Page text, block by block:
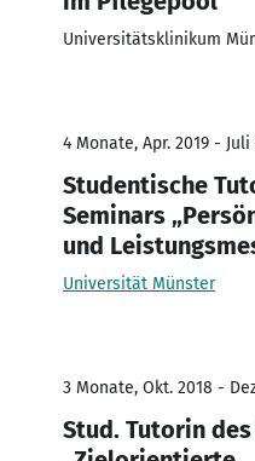
Universitätsklinikum
4 Monate, Apr. 2019 - Juli
Studentische
Seminars
und
Universität Münster
3 Monate, Okt. 2018 -
Stud. Tutorin